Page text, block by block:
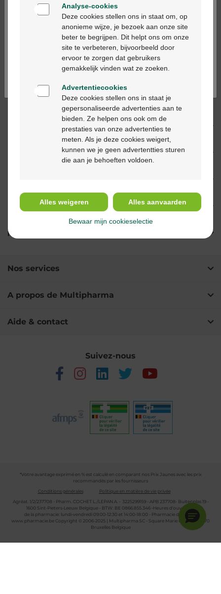
le jour ouvrable suivant
gratuitedans votre pharmacie Multipharma
Livraison à domicilegratuite à partir de 55 €
sécurisé
Service clientèlepar chat ouformulaire de contact
Description du produit
Usage
Ingrédients
Nos services
A propos de Multipharma
Aide & contact
Suivez-nous
*Votre avantage exprimé en % est calculé en comparant nos Prix Jaunes avec les prix
recommandés par les fournisseurs
Conditions générales
Politique en matière de vie privée
Agréat. 1/2/237708 - Pharm. COCHET L./LEPAN A. - 3225299159 - APB 237708- Buitenplas 19 -
1600 Sint-Pieters-Leeuw Belgique - BTW: BE 0866.855.346 -Heures d'ouverture
de la pharmacie: lundi-vendredi 09:00-12:30 et 14:00-18:00 - Pharmacie de garde :
www.pharmacie.beCopyright © 2006-2025 | Multipharma SC - Square Marie Curie 30 - 1070
Bruxelles Belgique
Bienvenue
Ga verder in het nederlands
Continuez en français
Analyse-cookies
Deze cookies stellen ons in staat om, op
anonieme wijze, je bezoek aan onze site
beter te begrijpen. Dit helpt ons om onze
site te verbeteren, bijvoorbeeld door
ervoor te zorgen dat gebruikers
gemakkelijk vinden wat ze zoeken.
Advertentiecookies
Deze cookies stellen ons in staat je
gepersonaliseerde advertenties aan te
bieden. Ze helpen ons ook om de
prestaties van onze advertenties te
meten. Als je deze cookies weigert,
kunnen we je geen advertentties sturen
die aan je behoeften voldoen.
Alles weigeren Alles aanvaarden
Bewaar mijn cookieselectie